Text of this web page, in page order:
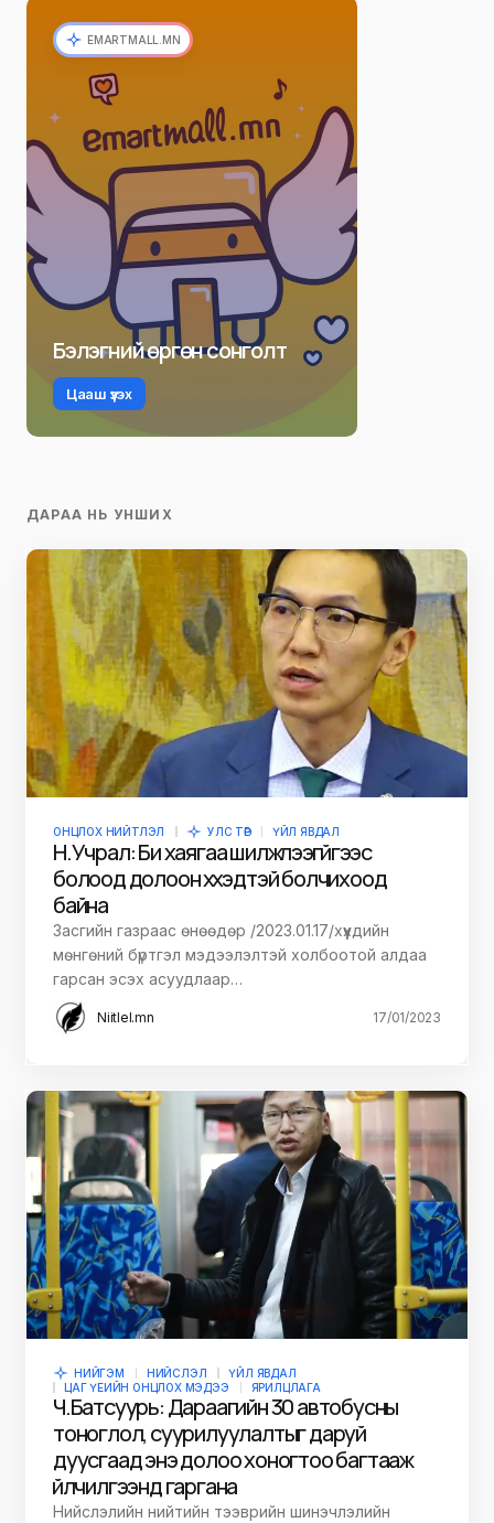
EMARTMALL.MN
Бэлэгний өргөн сонголт
Цааш үзэх
ДАРАА НЬ УНШИХ
ОНЦЛОХ НИЙТЛЭЛ УЛС ТӨР ҮЙЛ ЯВДАЛ
Н.Учрал: Би хаягаа шилжүүлээгүйгээс
болоод долоон хүүхэдтэй болчихоод
байна
Засгийн газраас өнөөдөр /2023.01.17/хүүхдийн
мөнгөний бүртгэл мэдээлэлтэй холбоотой алдаа
гарсан эсэх асуудлаар…
Niitlel.mn 17/01/2023
НИЙГЭМ НИЙСЛЭЛ
ҮЙЛ ЯВДАЛ
ЦАГ ҮЕИЙН ОНЦЛОХ МЭДЭЭ
ЯРИЛЦЛАГА
Ч.Батсуурь: Дараагийн 30 автобусны
тоноглол, суурилуулалтыг даруй
дуусгаад энэ долоо хоногтоо багтааж
үйлчилгээнд гаргана
Нийслэлийн нийтийн тээврийн шинэчлэлийн